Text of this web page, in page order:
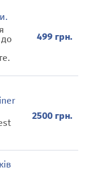
до
499 грн.
2500 грн.